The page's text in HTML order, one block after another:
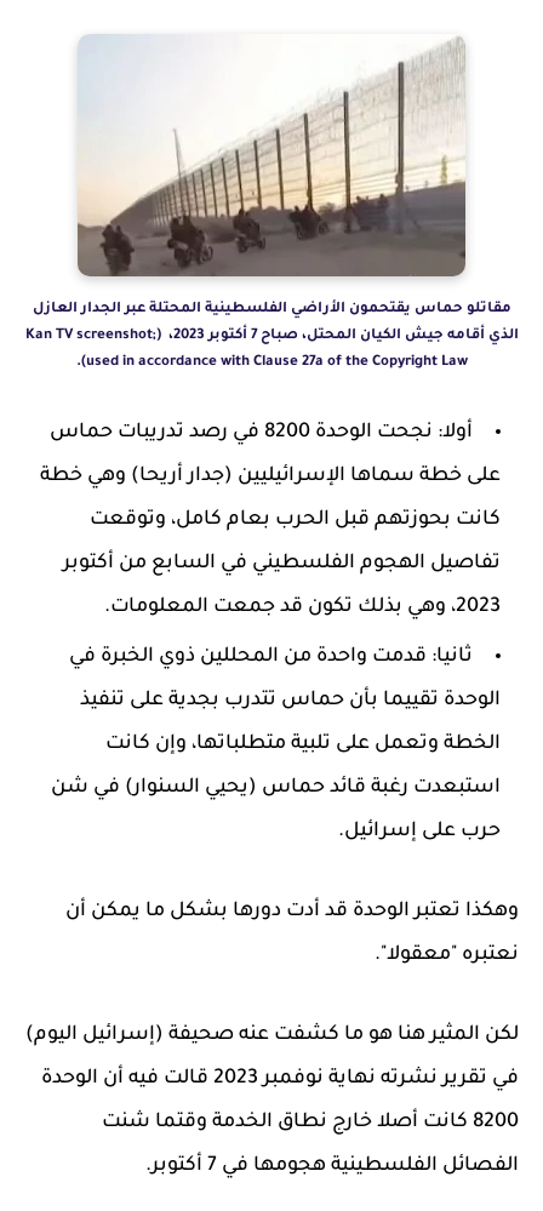
مقاتلو حماس يقتحمون الأراضي الفلسطينية المحتلة عبر الجدار العازل
الذي أقامه جيش الكيان المحتل، صباح 7 أكتوبر 2023، (Kan TV screenshot;
used in accordance with Clause 27a of the Copyright Law).
أولا: نجحت الوحدة 8200 في رصد تدريبات حماس
على خطة سماها الإسرائيليين (جدار أريحا) وهي خطة
كانت بحوزتهم قبل الحرب بعام كامل، وتوقعت
تفاصيل الهجوم الفلسطيني في السابع من أكتوبر
2023، وهي بذلك تكون قد جمعت المعلومات.
ثانيا: قدمت واحدة من المحللين ذوي الخبرة في
الوحدة تقييما بأن حماس تتدرب بجدية على تنفيذ
الخطة وتعمل على تلبية متطلباتها، وإن كانت
استبعدت رغبة قائد حماس (يحيي السنوار) في شن
حرب على إسرائيل.
وهكذا تعتبر الوحدة قد أدت دورها بشكل ما يمكن أن
نعتبره "معقولا".
لكن المثير هنا هو ما كشفت عنه صحيفة (إسرائيل اليوم)
في تقرير نشرته نهاية نوفمبر 2023 قالت فيه أن الوحدة
8200 كانت أصلا خارج نطاق الخدمة وقتما شنت
الفصائل الفلسطينية هجومها في 7 أكتوبر.